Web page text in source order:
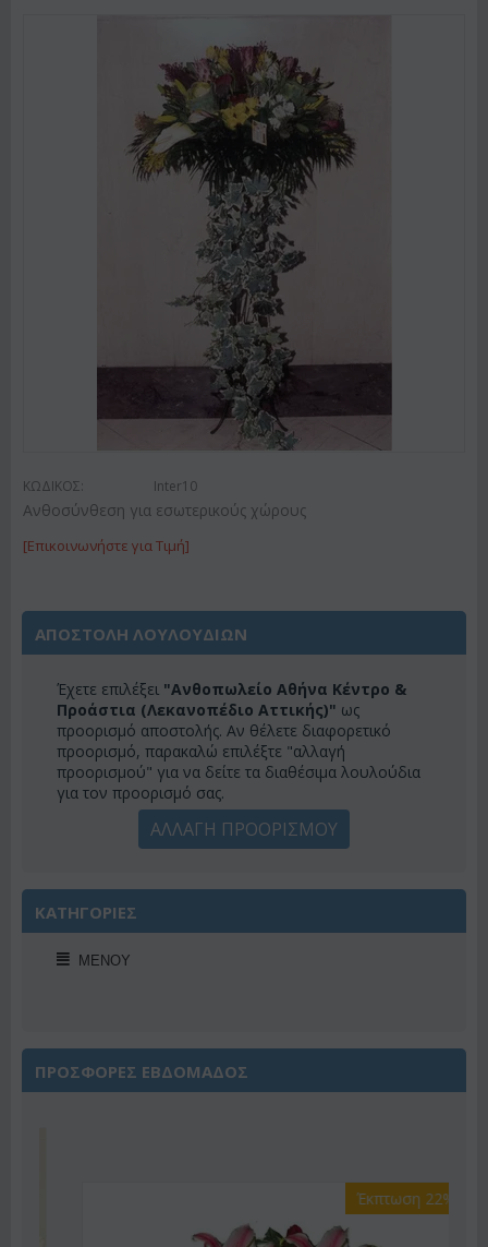
ΚΩΔΙΚΟΣ: Inter10
Ανθοσύνθεση για εσωτερικούς χώρους
[Επικοινωνήστε για Τιμή]
ΑΠΟΣΤΟΛΗ ΛΟΥΛΟΥΔΙΩΝ
Έχετε επιλέξει "Ανθοπωλείο Αθήνα Κέντρο &
Προάστια (Λεκανοπέδιο Αττικής)" ως
προορισμό αποστολής. Αν θέλετε διαφορετικό
προορισμό, παρακαλώ επιλέξτε "αλλαγή
προορισμού" για να δείτε τα διαθέσιμα λουλούδια
για τον προορισμό σας.
ΑΛΛΑΓΗ ΠΡΟΟΡΙΣΜΟΥ
ΚΑΤΗΓΟΡΙΕΣ
ΜΕΝΟΎ
ΠΡΟΣΦΟΡΕΣ ΕΒΔΟΜΑΔΟΣ
Έκπτωση 22%